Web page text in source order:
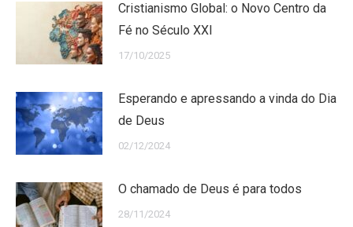
Cristianismo Global: o Novo Centro da
Fé no Século XXI
17/10/2025
Esperando e apressando a vinda do Dia
de Deus
02/12/2024
O chamado de Deus é para todos
28/11/2024